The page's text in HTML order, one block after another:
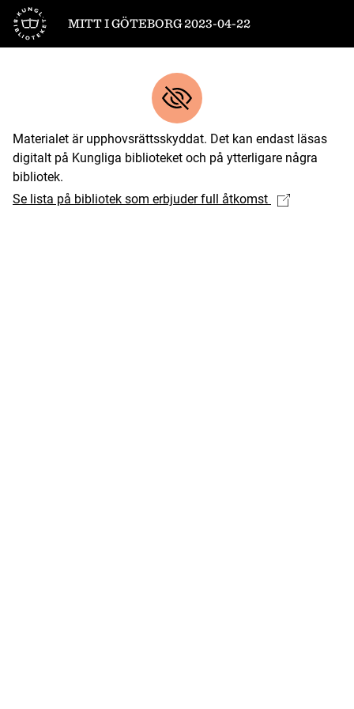
Till startsidan
MITT I GÖTEBORG 2023-04-22
Materialet är upphovsrättsskyddat. Det kan endast läsas
digitalt på Kungliga biblioteket och på ytterligare några
bibliotek.
Se lista på bibliotek som erbjuder full åtkomst